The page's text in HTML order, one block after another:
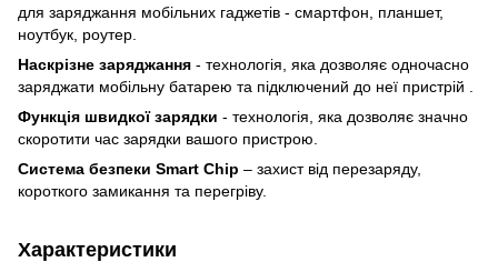
для заряджання мобільних гаджетів - смартфон, планшет,
ноутбук, роутер.
Наскрізне заряджання - технологія, яка дозволяє одночасно
заряджати мобільну батарею та підключений до неї пристрій
Функція швидкої зарядки - технологія, яка дозволяє значно
скоротити час зарядки вашого пристрою.
Система безпеки Smart Chip – захист від перезаряду,
короткого замикання та перегріву.
Характеристики